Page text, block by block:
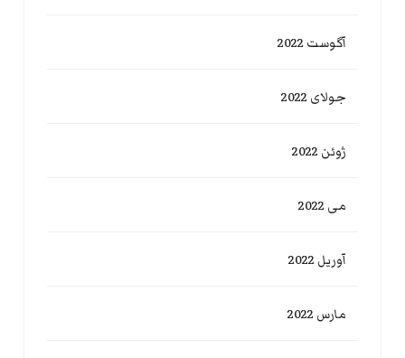
آگوست 2022
جولای 2022
ژوئن 2022
می 2022
آوریل 2022
مارس 2022